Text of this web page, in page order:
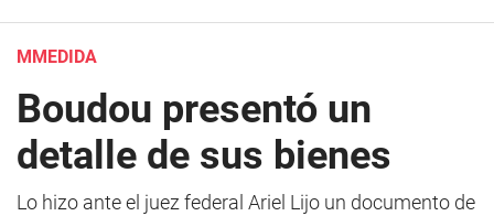
MMEDIDA
Boudou presentó un
detalle de sus bienes
Lo hizo ante el juez federal Ariel Lijo un documento de